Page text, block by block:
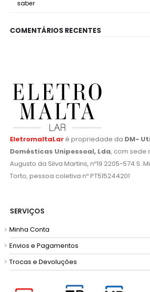
EletromaltaLaré propriedade da
Domésticas Unipessoal, Lda, com sede
Augusto da Silva Martins, nº19 2205-574 S.
Torto, pessoa coletiva nº PT515244201
Minha Conta
Envios e Pagamentos
Trocas e Devoluções